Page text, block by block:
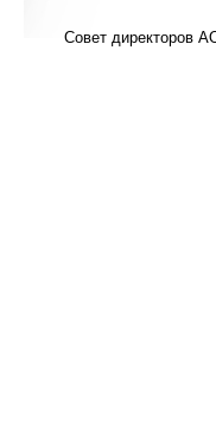
Совет директоров